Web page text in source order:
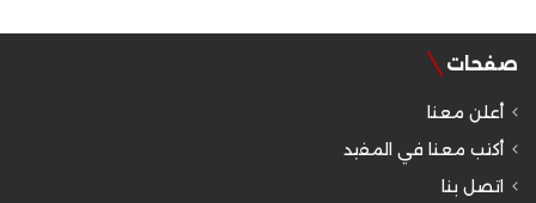
صفحات
أعلن معنا
أكتب معنا في المفيد
اتصل بنا